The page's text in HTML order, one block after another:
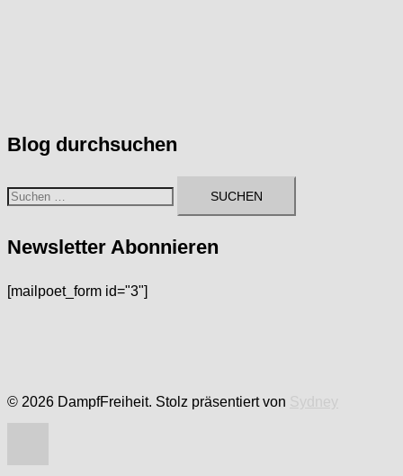
Blog durchsuchen
Suchen
Newsletter Abonnieren
[mailpoet_form id="3"]
© 2026 DampfFreiheit. Stolz präsentiert von